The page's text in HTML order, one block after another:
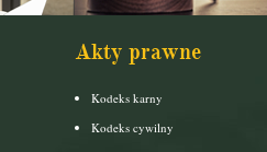
Akty prawne
Kodeks karny
Kodeks cywilny